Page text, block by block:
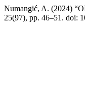
Numangić, A. (2024)
25(97), pp. 46–51. doi: